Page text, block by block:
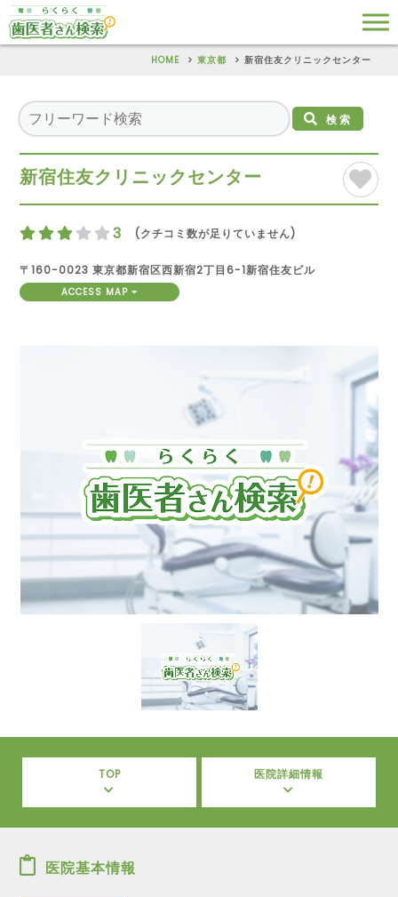
HOME 東京都 新宿住友クリニックセンター
検索
新宿住友クリニックセンター
3 (クチコミ数が足りていません)
〒160-0023 東京都新宿区西新宿2丁目6-1新宿住友ビル
ACCESS MAP
TOP 医院詳細情報
医院基本情報